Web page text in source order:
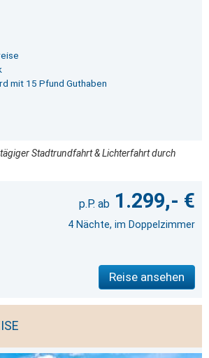
mit 15 Pfund Guthaben
Stadtrundfahrt & Lichterfahrt durch
1.299,- €
4 Nächte, im Doppelzimmer
Reise ansehen